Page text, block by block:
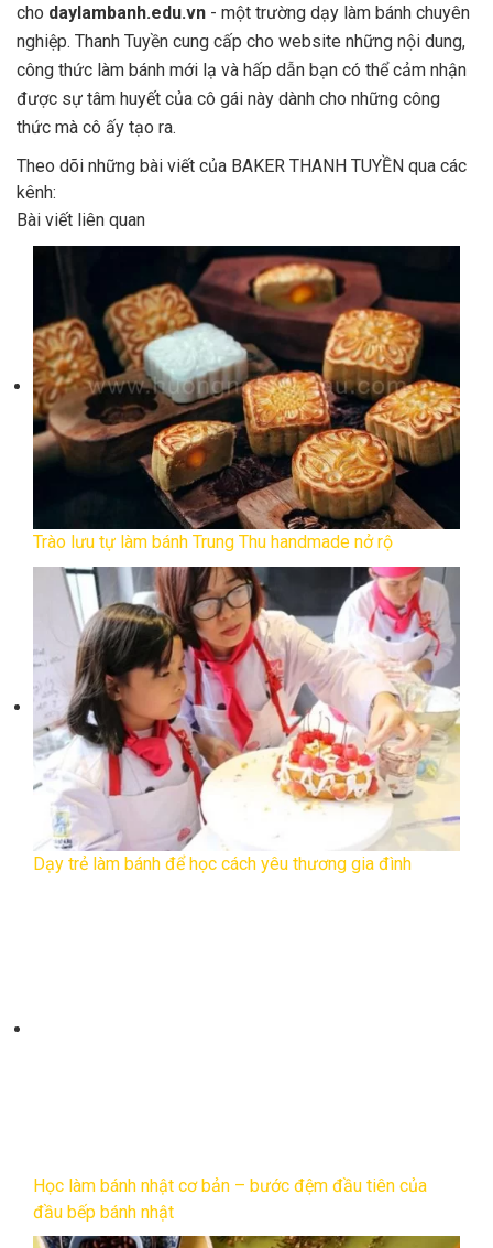
cho daylambanh.edu.vn - một trường dạy làm bánh chuyên
nghiệp. Thanh Tuyền cung cấp cho website những nội dung,
công thức làm bánh mới lạ và hấp dẫn bạn có thể cảm nhận
được sự tâm huyết của cô gái này dành cho những công
thức mà cô ấy tạo ra.
Theo dõi những bài viết của BAKER THANH TUYỀN qua các
kênh:
Bài viết liên quan
Trào lưu tự làm bánh Trung Thu handmade nở rộ
Dạy trẻ làm bánh để học cách yêu thương gia đình
Học làm bánh nhật cơ bản – bước đệm đầu tiên của
đầu bếp bánh nhật